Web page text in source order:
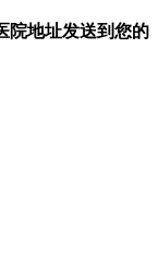
院地址发送到您的